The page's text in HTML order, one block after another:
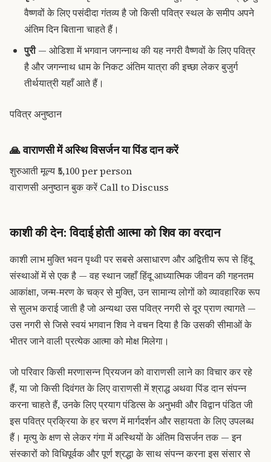
वैष्णवों के लिए पसंदीदा गंतव्य है जो किसी पवित्र स्थल के समीप अपने
अंतिम दिन बिताना चाहते हैं।
पुरी— ओडिशा में भगवान जगन्नाथ की यह नगरी वैष्णवों के लिए पवित्र
है और जगन्नाथ धाम के निकट अंतिम यात्रा की इच्छा लेकर बुजुर्ग
तीर्थयात्री यहाँ आते हैं।
पवित्र अनुष्ठान
🙏वाराणसी में अस्थि विसर्जन या पिंड दान करें
शुरुआती मूल्य ₹5,100per person
वाराणसी अनुष्ठान बुक करें Call to Discuss
काशी की देन: विदाई होती आत्मा को शिव का वरदान
काशी लाभ मुक्ति भवन पृथ्वी पर सबसे असाधारण और अद्वितीय रूप से हिंदू
संस्थाओं में से एक है — वह स्थान जहाँ हिंदू आध्यात्मिक जीवन की गहनतम
आकांक्षा, जन्म-मरण के चक्र से मुक्ति, उन सामान्य लोगों को व्यावहारिक रूप
से सुलभ कराई जाती है जो अन्यथा उस पवित्र नगरी से दूर प्राण त्यागते —
उस नगरी से जिसे स्वयं भगवान शिव ने वचन दिया है कि उसकी सीमाओं के
भीतर जाने वाली प्रत्येक आत्मा को मोक्ष मिलेगा।
जो परिवार किसी मरणासन्न प्रियजन को वाराणसी लाने का विचार कर रहे
हैं, या जो किसी दिवंगत के लिएवाराणसी में श्राद्धअथवापिंड दानसंपन्न
करना चाहते हैं, उनके लिए प्रयाग पंडित्स के अनुभवी और विद्वान पंडित जी
इस पवित्र प्रक्रिया के हर चरण में मार्गदर्शन और सहायता के लिए उपलब्ध
हैं। मृत्यु के क्षण से लेकर गंगा में अस्थियों के अंतिम विसर्जन तक — इन
संस्कारों को विधिपूर्वक और पूर्ण श्रद्धा के साथ संपन्न करना इस संसार से